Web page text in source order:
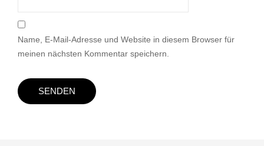
Name, E-Mail-Adresse und Website in diesem Browser für
meinen nächsten Kommentar speichern.